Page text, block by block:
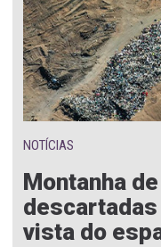
NOTÍCIAS
Montanha
descartadas
vista do